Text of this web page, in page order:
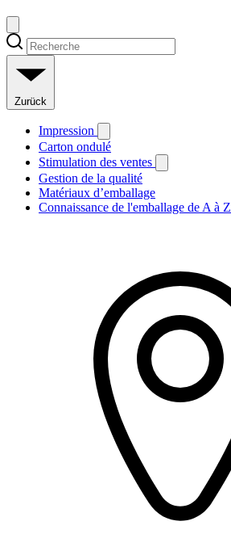
Zurück
Impression
Carton ondulé
Stimulation des ventes
Gestion de la qualité
Matériaux d’emballage
Connaissance de l'emballage de A à Z